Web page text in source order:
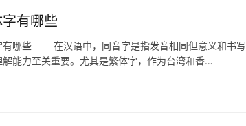
有哪些
哪些 在汉语中，同音字是指发音相同但意义和书写
能力至关重要。尤其是繁体字，作为台湾和香…